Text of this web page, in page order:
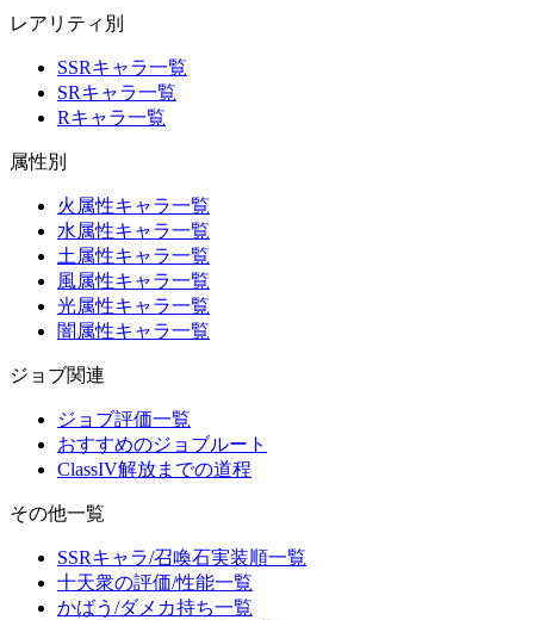
レアリティ別
SSRキャラ一覧
SRキャラ一覧
Rキャラ一覧
属性別
火属性キャラ一覧
水属性キャラ一覧
土属性キャラ一覧
風属性キャラ一覧
光属性キャラ一覧
闇属性キャラ一覧
ジョブ関連
ジョブ評価一覧
おすすめのジョブルート
ClassIV解放までの道程
その他一覧
SSRキャラ/召喚石実装順一覧
十天衆の評価/性能一覧
かばう/ダメカ持ち一覧